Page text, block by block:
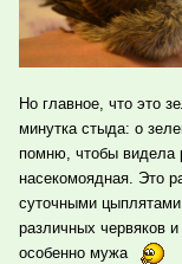
Но главное, что это
минутка стыда: о
помню, чтобы видела
насекомоядная. Это
суточными
различных червяков
особенно мужа